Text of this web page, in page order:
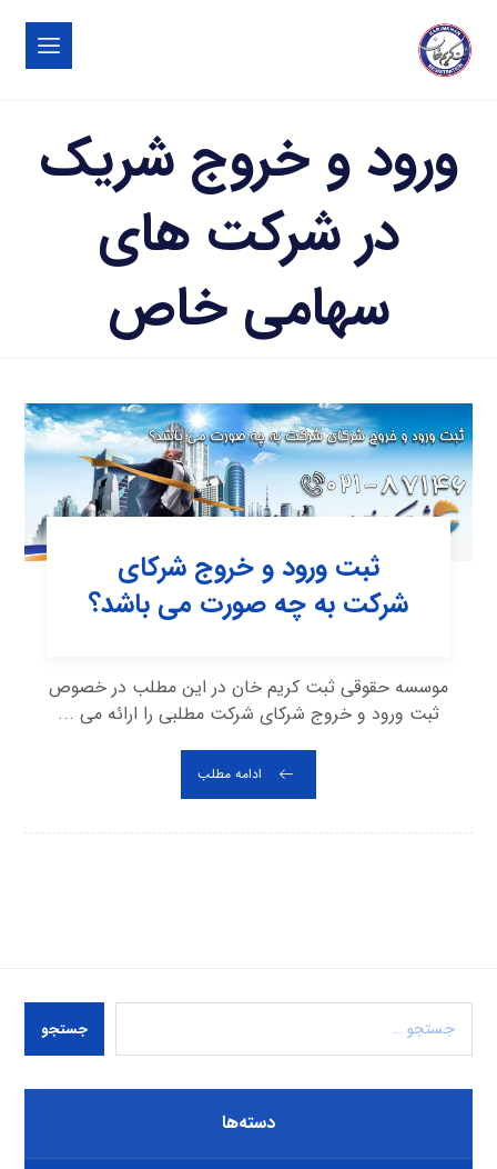
ورود و خروج شریک
در شرکت های
سهامی خاص
ثبت ورود و خروج شرکای
شرکت به چه صورت می باشد؟
موسسه حقوقی ثبت کریم خان در این مطلب در خصوص
ثبت ورود و خروج شرکای شرکت مطلبی را ارائه می ...
ادامه مطلب
جستجو
دسته‌ها